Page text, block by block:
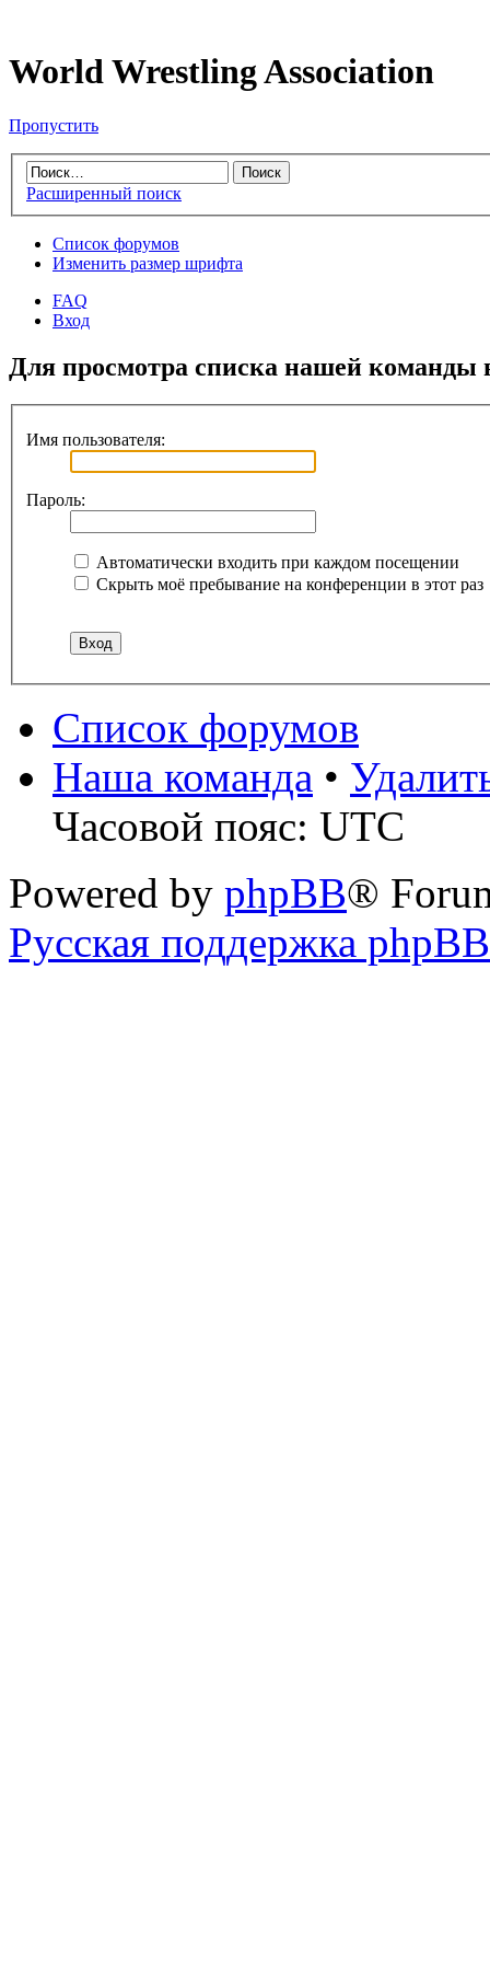
World Wrestling Association
Пропустить
Расширенный поиск
Список форумов
Изменить размер шрифта
FAQ
Вход
Для просмотра списка нашей
Имя пользователя:
Пароль:
Автоматически входить при каждом посещении
Скрыть моё пребывание на конференции в этот раз
Список форумов
Наша команда •
Часовой пояс: UTC
Powered by phpBB®
Русская поддержка phpBB